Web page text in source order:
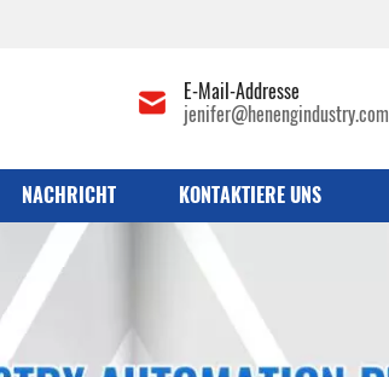
E-Mail-Addresse
jenifer@henengindustry.com
NACHRICHT KONTAKTIERE UNS